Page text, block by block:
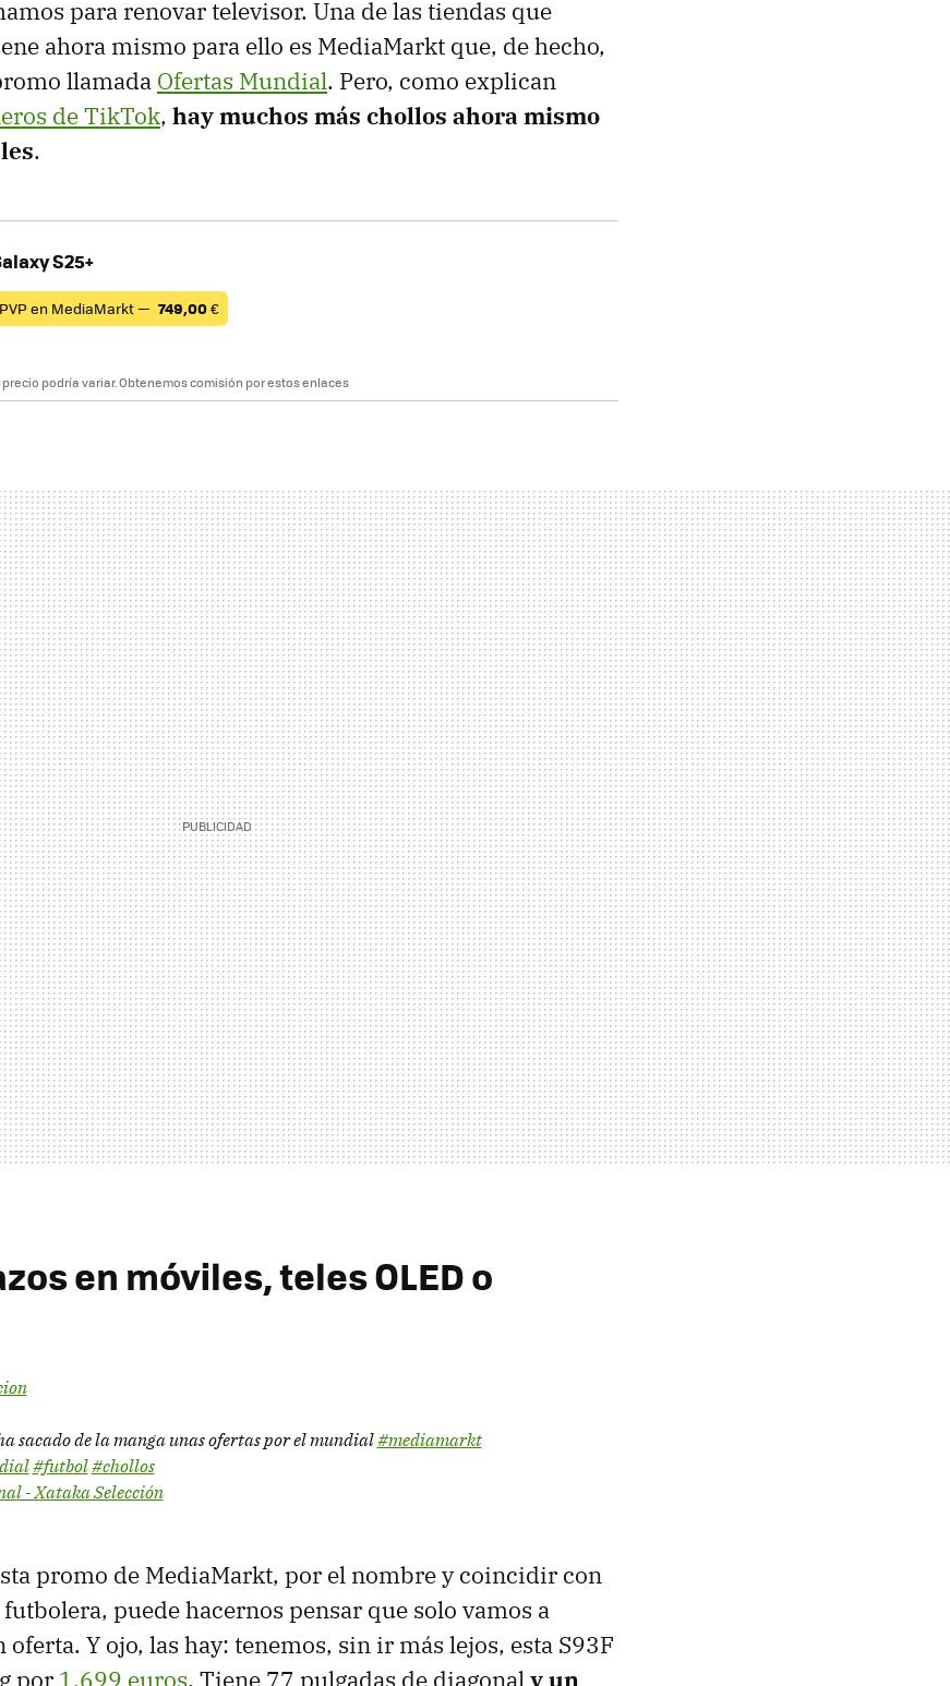
para renovar televisor. Una de las tiendas que
ahora mismo para ello es MediaMarkt que, de hecho,
llamada Ofertas Mundial. Pero, como explican
de TikTok, hay muchos más chollos ahora mismo
.
S25+
PVP en MediaMarkt — 749,00€
precio podría variar. Obtenemos comisión por estos enlaces
en móviles, teles OLED o
sacado de la manga unas ofertas por el mundial#mediamarkt
#futbol#chollos
- Xataka Selección
promo de MediaMarkt, por el nombre y coincidir con
puede hacernos pensar que solo vamos a
oferta. Y ojo, las hay: tenemos, sin ir más lejos, esta S93F
por 1.699 euros. Tiene 77 pulgadas de diagonal y un